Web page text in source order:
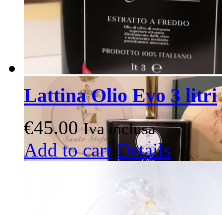
Lattina Olio Evo 3 litri
€45.00 Iva inclusa
Add to cart Details